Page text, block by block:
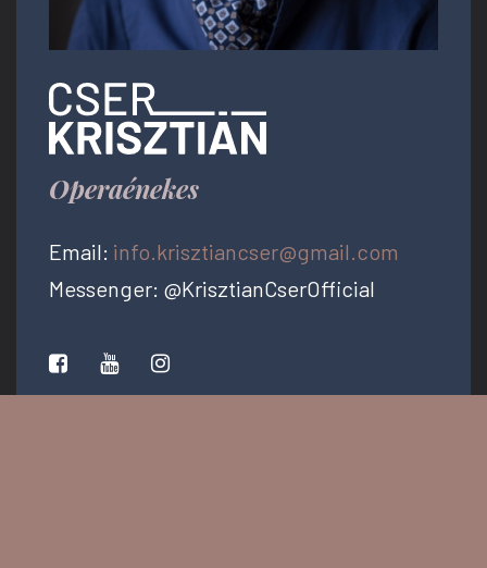
Operaénekes
Email: info.krisztiancser@gmail.com
Messenger: @KrisztianCserOfficial